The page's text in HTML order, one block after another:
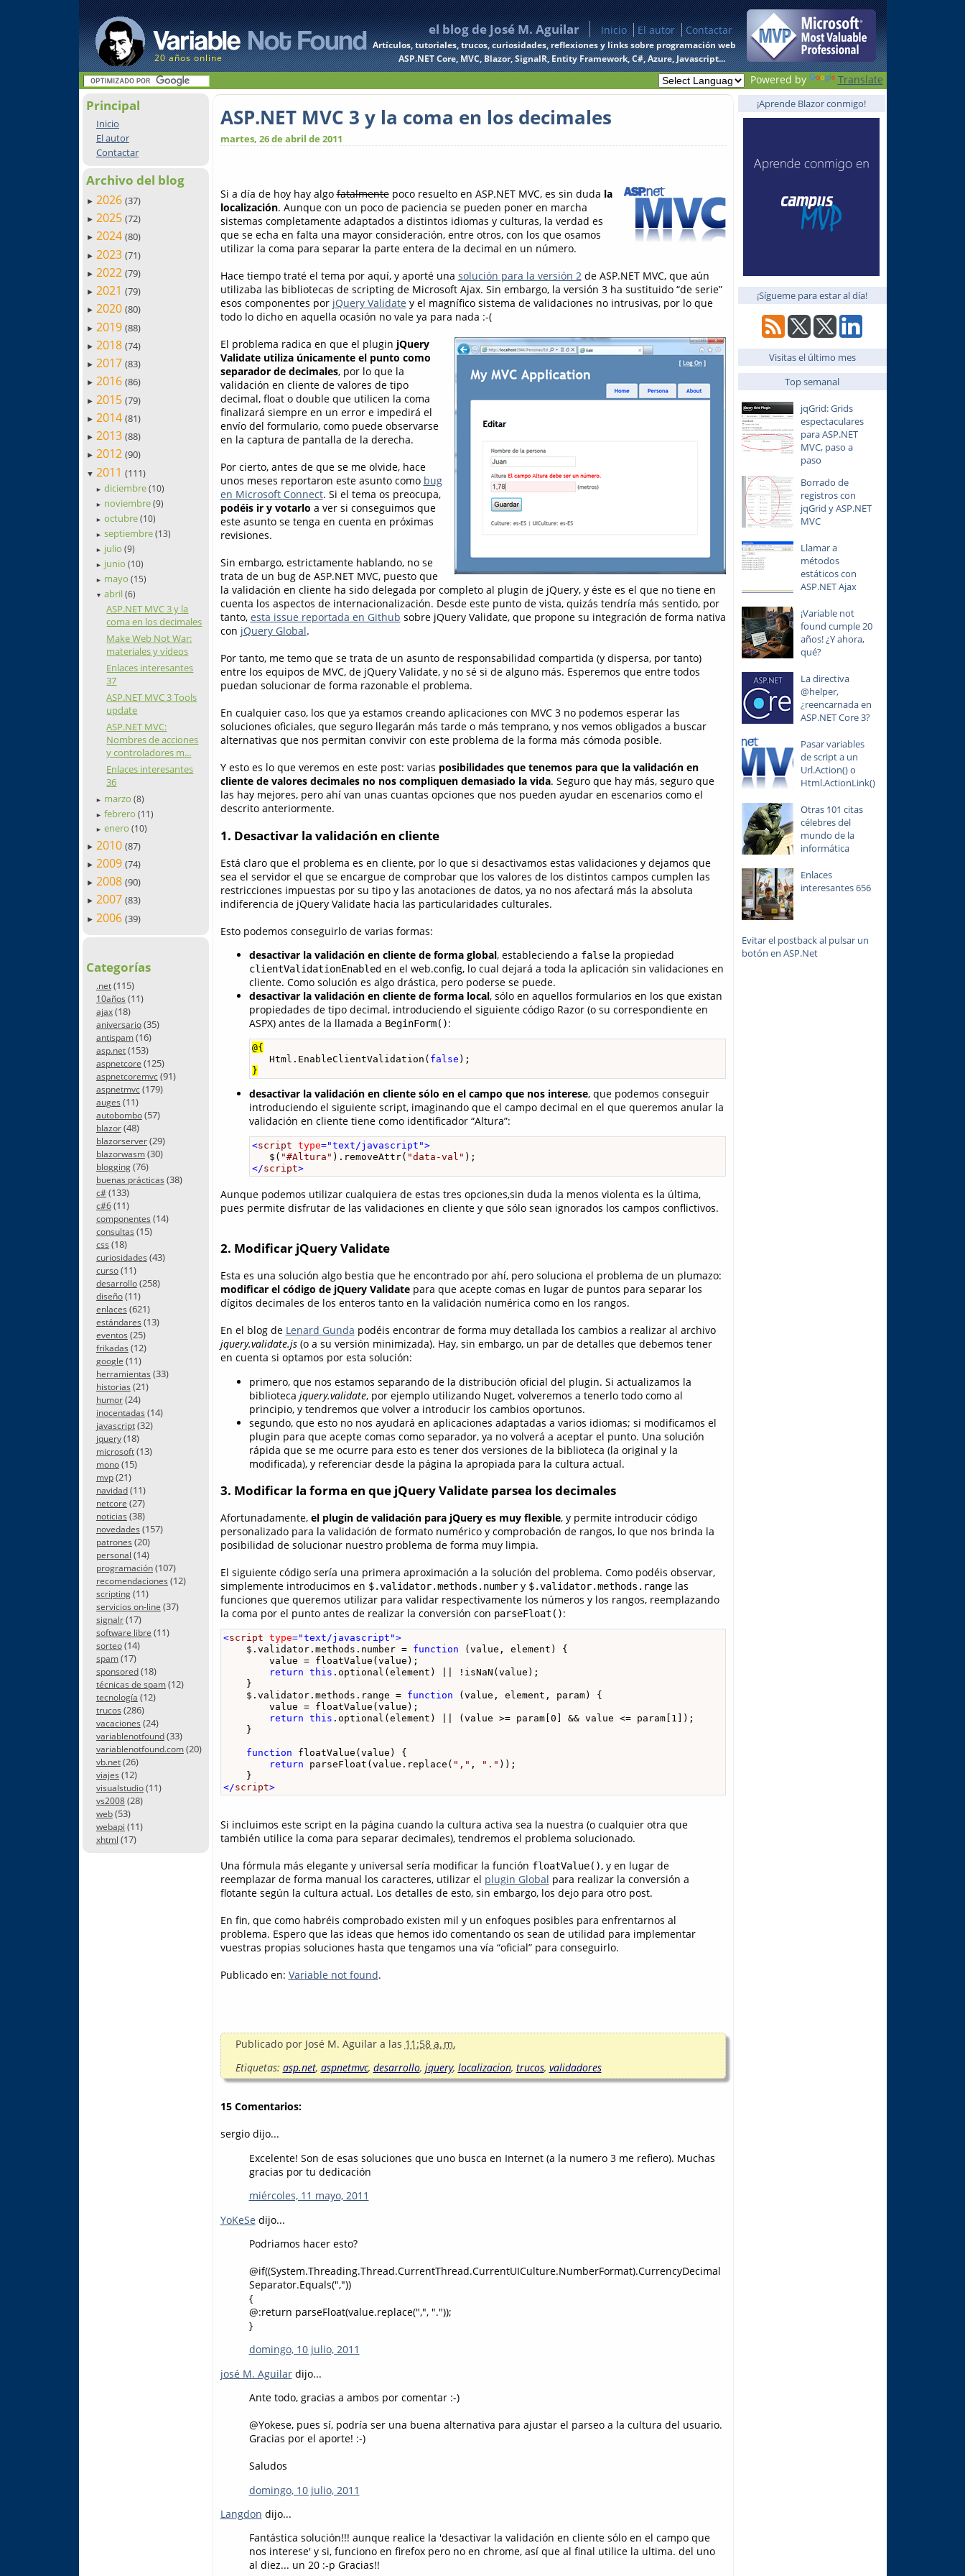
20 años online
el blog de José M. Aguilar Inicio El autor Contactar
Artículos, tutoriales, trucos, curiosidades, reflexiones y links sobre programación web
ASP.NET Core, MVC, Blazor, SignalR, Entity Framework, C#, Azure, Javascript...
Powered by Translate
Principal
Inicio
El autor
Contactar
Archivo del blog
► 2026 (37)
► 2025 (72)
► 2024 (80)
► 2023 (71)
► 2022 (79)
► 2021 (79)
► 2020 (80)
► 2019 (88)
► 2018 (74)
► 2017 (83)
► 2016 (86)
► 2015 (79)
► 2014 (81)
► 2013 (88)
► 2012 (90)
▼ 2011 (111)
► diciembre(10)
► noviembre(9)
► octubre(10)
► septiembre(13)
► julio(9)
► junio(10)
► mayo(15)
▼ abril(6)
ASP.NET MVC 3 y la
coma en los decimales
Make Web Not War:
materiales y vídeos
Enlaces interesantes
37
ASP.NET MVC 3 Tools
update
ASP.NET MVC:
Nombres de acciones
y controladores m...
Enlaces interesantes
36
► marzo(8)
► febrero(11)
► enero(10)
► 2010 (87)
► 2009 (74)
► 2008 (90)
► 2007 (83)
► 2006 (39)
Categorías
.net(115)
10años (11)
ajax(18)
aniversario(35)
antispam(16)
asp.net(153)
aspnetcore (125)
aspnetcoremvc(91)
aspnetmvc(179)
auges (11)
autobombo(57)
blazor(48)
blazorserver(29)
blazorwasm(30)
blogging(76)
buenas prácticas (38)
c#(133)
c#6(11)
componentes (14)
consultas (15)
css (18)
curiosidades (43)
curso(11)
desarrollo(258)
diseño(11)
enlaces (621)
estándares (13)
eventos (25)
frikadas (12)
google (11)
herramientas (33)
historias (21)
humor(24)
inocentadas (14)
javascript(32)
jquery(18)
microsoft(13)
mono(15)
mvp(21)
navidad(11)
netcore (27)
noticias (38)
novedades (157)
patrones (20)
personal (14)
programación(107)
recomendaciones (12)
scripting(11)
servicios on-line (37)
signalr(17)
software libre (11)
sorteo(14)
spam(17)
sponsored(18)
técnicas de spam(12)
tecnología (12)
trucos (286)
vacaciones (24)
variablenotfound(33)
variablenotfound.com(20)
vb.net(26)
viajes (12)
visualstudio(11)
vs2008(28)
web(53)
webapi (11)
xhtml (17)
ASP.NET MVC 3 y la coma en los decimales
martes, 26 de abril de 2011
Si a día de hoy hay algofatalmentepoco resuelto en ASP.NET MVC, es sin duda la
localización. Aunque con un poco de paciencia se pueden poner en marcha
sistemas completamente adaptados a distintos idiomas y culturas, la verdad es
que se echa en falta una mayor consideración, entre otros, con los que osamos
utilizar la coma para separar la parte entera de la decimal en un número.
Hace tiempo traté el tema por aquí, y aporté una solución para la versión 2de ASP.NET MVC, que aún
utilizaba las bibliotecas de scripting de Microsoft Ajax. Sin embargo, la versión 3 ha sustituido “de serie”
esos componentes por jQuery Validate y el magnífico sistema de validaciones no intrusivas, por lo que
todo lo dicho en aquella ocasión no vale ya para nada :-(
El problema radica en que el plugin jQuery
Validate utiliza únicamente el punto como
separador de decimales, por lo que la
validación en cliente de valores de tipo
decimal, float o double que utilicen la coma
finalizará siempre en un error e impedirá el
envío del formulario, como puede observarse
en la captura de pantalla de la derecha.
Por cierto, antes de que se me olvide, hace
unos meses reportaron este asunto como bug
en Microsoft Connect. Si el tema os preocupa,
podéis ir y votarlo a ver si conseguimos que
este asunto se tenga en cuenta en próximas
revisiones.
Sin embargo, estrictamente hablando, no se
trata de un bug de ASP.NET MVC, puesto que
la validación en cliente ha sido delegada por completo al plugin de jQuery, y éste es el que no tiene en
cuenta los aspectos de internacionalización. Desde este punto de vista, quizás tendría más sentido, por
tanto, esta issue reportada en Github sobre jQuery Validate, que propone su integración de forma nativa
con jQuery Global.
Por tanto, me temo que se trata de un asunto de responsabilidad compartida (y dispersa, por tanto)
entre los equipos de MVC, de jQuery Validate, y no sé si de alguno más. Esperemos que entre todos
puedan solucionar de forma razonable el problema.
En cualquier caso, los que ya estamos creando aplicaciones con MVC 3 no podemos esperar las
soluciones oficiales, que seguro llegarán más tarde o más temprano, y nos vemos obligados a buscar
alternativas que nos permitan convivir con este problema de la forma más cómoda posible.
Y esto es lo que veremos en este post: varias posibilidades que tenemos para que la validación en
cliente de valores decimales no nos compliquen demasiado la vida. Seguro que hay más, seguro que
las hay mejores, pero ahí van unas cuantas opciones que nos pueden ayudar en escenarios como el
descrito anteriormente.
1. Desactivar la validación en cliente
Está claro que el problema es en cliente, por lo que si desactivamos estas validaciones y dejamos que
sea el servidor el que se encargue de comprobar que los valores de los distintos campos cumplen las
restricciones impuestas por su tipo y las anotaciones de datos, ya no nos afectará más la absoluta
indiferencia de jQuery Validate hacia las particularidades culturales.
Esto podemos conseguirlo de varias formas:
desactivar la validación en cliente de forma global, estableciendo a falsela propiedad
clientValidationEnableden el web.config, lo cual dejará a toda la aplicación sin validaciones en
cliente. Como solución es algo drástica, pero poderse se puede.
desactivar la validación en cliente de forma local, sólo en aquellos formularios en los que existan
propiedades de tipo decimal, introduciendo el siguiente código Razor (o su correspondiente en
ASPX) antes de la llamada a BeginForm():
@{
   Html.EnableClientValidation(
false );
desactivar la validación en cliente sólo en el campo que nos interese, que podemos conseguir
introduciendo el siguiente script, imaginando que el campo decimal en el que queremos anular la
validación en cliente tiene como identificador “Altura”:
<script type="text/javascript">
$( "#Altura" ).removeAttr( "data-val"
</script>
Aunque podemos utilizar cualquiera de estas tres opciones,sin duda la menos violenta es la última,
pues permite disfrutar de las validaciones en cliente y que sólo sean ignorados los campos conflictivos.
2. Modificar jQuery Validate
Esta es una solución algo bestia que he encontrado por ahí, pero soluciona el problema de un plumazo:
modificar el código de jQuery Validatepara que acepte comas en lugar de puntos para separar los
dígitos decimales de los enteros tanto en la validación numérica como en los rangos.
En el blog de Lenard Gunda podéis encontrar de forma muy detallada los cambios a realizar al archivo
jquery.validate.js(o a su versión minimizada). Hay, sin embargo, un par de detalles que debemos tener
en cuenta si optamos por esta solución:
primero, que nos estamos separando de la distribución oficial del plugin. Si actualizamos la
biblioteca jquery.validate, por ejemplo utilizando Nuget, volveremos a tenerlo todo como al
principio, y tendremos que volver a introducir los cambios oportunos.
segundo, que esto no nos ayudará en aplicaciones adaptadas a varios idiomas; si modificamos el
plugin para que acepte comas como separador, ya no volverá a aceptar el punto. Una solución
rápida que se me ocurre para esto es tener dos versiones de la biblioteca (la original y la
modificada), y referenciar desde la página la apropiada para la cultura actual.
3. Modificar la forma en que jQuery Validate parsea los decimales
Afortunadamente, el plugin de validación para jQuery es muy flexible, y permite introducir código
personalizado para la validación de formato numérico y comprobación de rangos, lo que nos brinda la
posibilidad de solucionar nuestro problema de forma muy limpia.
El siguiente código sería una primera aproximación a la solución del problema. Como podéis observar,
simplemente introducimos en $.validator.methods.numbery $.validator.methods.rangelas
funciones que queremos utilizar para validar respectivamente los números y los rangos, reemplazando
la coma por el punto antes de realizar la conversión con parseFloat():
<script type="text/javascript">
$.validator.methods.number = function (value, element) {
value = floatValue(value);
return this .optional(element) || !isNaN(value);
}
$.validator.methods.range = function (value, element, param) {
value = floatValue(value);
return this .optional(element) || (value >= param[0] && value <= param[1]);
}
function floatValue(value) {
return parseFloat(value.replace( "," , "." ));
</script>
Si incluimos este script en la página cuando la cultura activa sea la nuestra (o cualquier otra que
también utilice la coma para separar decimales), tendremos el problema solucionado.
Una fórmula más elegante y universal sería modificar la función floatValue(), y en lugar de
reemplazar de forma manual los caracteres, utilizar el plugin Global para realizar la conversión a
flotante según la cultura actual. Los detalles de esto, sin embargo, los dejo para otro post.
En fin, que como habréis comprobado existen mil y un enfoques posibles para enfrentarnos al
problema. Espero que las ideas que hemos ido comentando os sean de utilidad para implementar
vuestras propias soluciones hasta que tengamos una vía “oficial” para conseguirlo.
Publicado en: Variable not found.
Publicado por José M. Aguilar a las 11:58 a. m.
Etiquetas: asp.net, aspnetmvc, desarrollo, jquery, localizacion, trucos, validadores
15 Comentarios:
sergio dijo...
Excelente! Son de esas soluciones que uno busca en Internet (a la numero 3 me refiero). Muchas
gracias por tu dedicación
miércoles, 11 mayo, 2011
YoKeSe dijo...
Podriamos hacer esto?
@if((System.Threading.Thread.CurrentThread.CurrentUICulture.NumberFormat).CurrencyDecimal
Separator.Equals(","))
{
@:return parseFloat(value.replace(",", "."));
}
domingo, 10 julio, 2011
josé M. Aguilardijo...
Ante todo, gracias a ambos por comentar :-)
@Yokese, pues sí, podría ser una buena alternativa para ajustar el parseo a la cultura del usuario.
Gracias por el aporte! :-)
Saludos
domingo, 10 julio, 2011
Langdon dijo...
Fantástica solución!!! aunque realice la 'desactivar la validación en cliente sólo en el campo que
nos interese' y si, funciono en firefox pero no en chrome, así que al final utilice la ultima. del uno
al diez... un 20 :-p Gracias!!
¡Aprende Blazor conmigo!
¡Sígueme para estar al día!
Visitas el último mes
Top semanal
jqGrid: Grids
espectaculares
para ASP.NET
MVC, paso a
paso
Borrado de
registros con
jqGrid y ASP.NET
MVC
Llamar a
métodos
estáticos con
ASP.NET Ajax
¡Variable not
found cumple 20
años! ¿Y ahora,
qué?
La directiva
@helper,
¿reencarnada en
ASP.NET Core 3?
Pasar variables
de script a un
Url.Action() o
Html.ActionLink()
Otras 101 citas
célebres del
mundo de la
informática
Enlaces
interesantes 656
Evitar el postback al pulsar un
botón en ASP.Net